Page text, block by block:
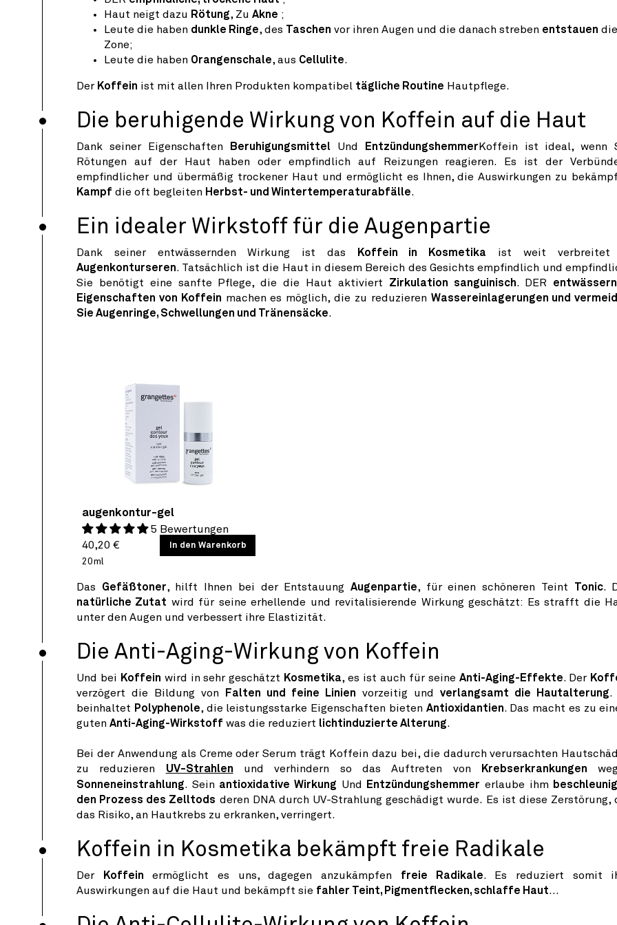
Haut neigt dazu Rötung, Zu Akne ;
Leute die haben dunkle Ringe, des Taschen vor ihren Augen und die danach streben entstauen
Zone;
Leute die haben Orangenschale, aus Cellulite.
Der Koffein ist mit allen Ihren Produkten kompatibel tägliche Routine Hautpflege.
Die beruhigende Wirkung von Koffein auf die Haut
Dank seiner Eigenschaften BeruhigungsmittelUnd EntzündungshemmerKoffein ist ideal, wenn
Rötungen auf der Haut haben oder empfindlich auf Reizungen reagieren. Es ist der
empfindlicher und übermäßig trockener Haut und ermöglicht es Ihnen, die Auswirkungen zu
Kampf die oft begleiten Herbst- und Wintertemperaturabfälle.
Ein idealer Wirkstoff für die Augenpartie
Dank seiner entwässernden Wirkung ist das Koffein in Kosmetika ist weit verbreitet
Augenkonturseren. Tatsächlich ist die Haut in diesem Bereich des Gesichts empfindlich und
Sie benötigt eine sanfte Pflege, die die Haut aktiviert Zirkulation sanguinisch. DER
Eigenschaften von Koffein machen es möglich, die zu reduzieren Wassereinlagerungen und
Sie Augenringe, Schwellungen und Tränensäcke.
augenkontur-gel
5 Bewertungen
Normaler
Preis
40,20 €
GRUNDPREIS
/
20ml
In den Warenkorb
Das Gefäßtoner, hilft Ihnen bei der Entstauung Augenpartie, für einen schöneren Teint Tonic.
natürliche Zutat wird für seine erhellende und revitalisierende Wirkung geschätzt: Es strafft die
unter den Augen und verbessert ihre Elastizität.
Die Anti-Aging-Wirkung von Koffein
Und bei Koffein wird in sehr geschätzt Kosmetika, es ist auch für seine Anti-Aging-Effekte. Der
verzögert die Bildung von
Falten und feine Linien vorzeitig undverlangsamt die Hautalterung.
beinhaltet Polyphenole, die leistungsstarke Eigenschaften bieten Antioxidantien. Das macht es zu
guten Anti-Aging-Wirkstoff was die reduziert lichtinduzierte Alterung.
Bei der Anwendung als Creme oder Serum trägt Koffein dazu bei, die dadurch verursachten
zu reduzieren UV-Strahlenund verhindern so das Auftreten von Krebserkrankungen
Sonneneinstrahlung. Sein antioxidative Wirkung Und Entzündungshemmer erlaube ihm
den Prozess des Zelltods deren DNA durch UV-Strahlung geschädigt wurde. Es ist diese Zerstörung,
das Risiko, an Hautkrebs zu erkranken, verringert.
Koffein in Kosmetika bekämpft freie Radikale
Der Koffein ermöglicht es uns, dagegen anzukämpfen freie Radikale. Es reduziert somit
Auswirkungen auf die Haut und bekämpft sie fahler Teint, Pigmentflecken, schlaffe Haut...